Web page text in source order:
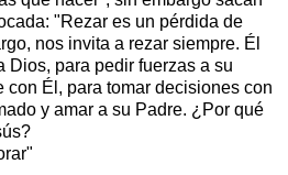
"Rezar es un pérdida de
nos invita a rezar siempre. Él
Dios, para pedir fuerzas a su
con Él, para tomar decisiones con
y amar a su Padre. ¿Por qué